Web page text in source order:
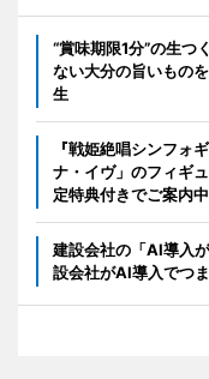
“賞味期限1分”の生つ
ない大分の旨いもの
生
『戦姫絶唱シンフォ
ナ・イヴ」のフィギ
定特典付きでご案内中
建設会社の「AI導入
設会社がAI導入でつ